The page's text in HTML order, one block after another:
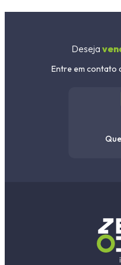
Deseja
Entre em contato